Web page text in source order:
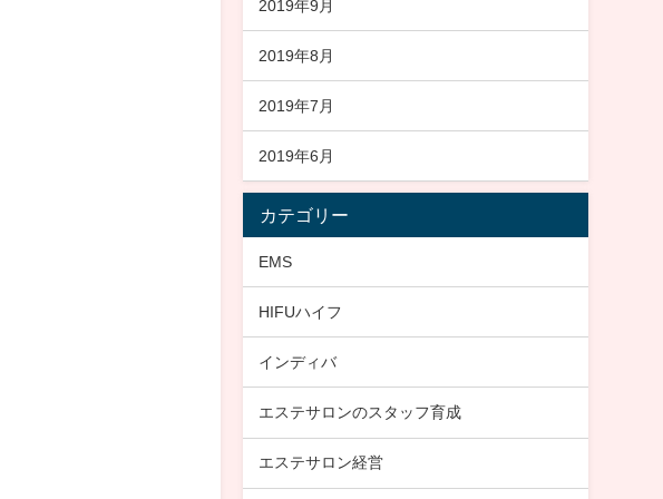
2019年9月
2019年8月
2019年7月
2019年6月
カテゴリー
EMS
HIFUハイフ
インディバ
エステサロンのスタッフ育成
エステサロン経営